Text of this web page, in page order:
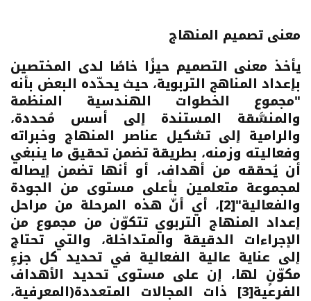
معنى تصميم المنهاج
يأخذ معنى التصميم حيزًا خاصًا لدى المختصين
بإعداد المناهج التربوية، حيث يحدّده البعض بأنه
"مجموع الخطوات الهندسية المنظمة
والمنسَّقة المستندة إلى أسس مُحددة،
والرامية إلى تشكيل عناصر المنهاج وخبراته
وفعاليته وزمنه، بطريقة تضمن تحقيق ما ينبغي
أن يُحققه من أهداف، أو أنها تضمن إيصاله
لمجموعة متعلمين بأعلى مستوى من الجودة
والفعالية"[2] ، أي أنّ هذه المرحلة من مراحل
إعداد المنهاج التربوي تتكوّن من مجموع من
الإجراءات الدقيقة والمتداخلة، والتي تحتاج
إلى عناية عالية الفعالية في تحديد كل جزءٍ
مكوّنٍ لها، إن على مستوى تحديد الأهداف
الفرعية[3] ذات المجالات المتعددة(المعرفية،